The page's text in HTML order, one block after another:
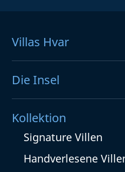
Villas Hvar
Die Insel
Kollektion
Signature Villen
Handverlesene